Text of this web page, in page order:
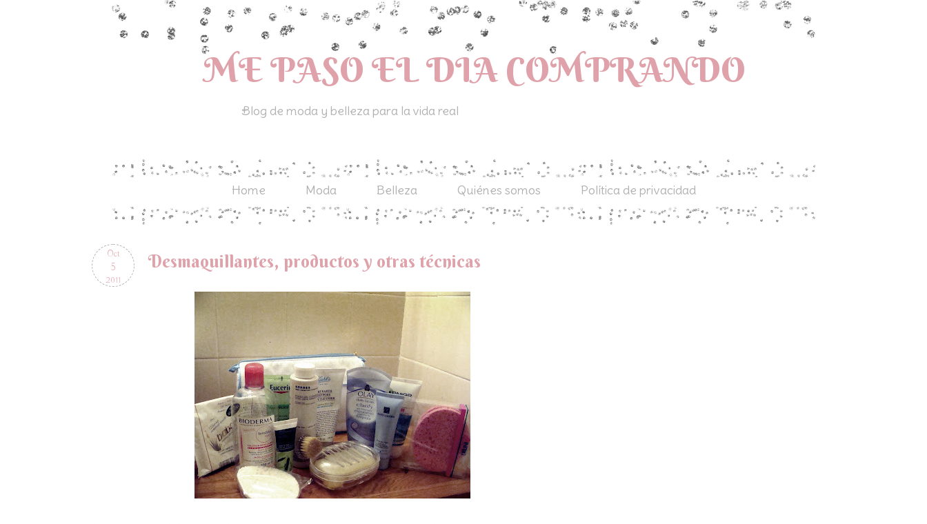
ME PASO EL DIA COMPRANDO
Blog de moda y belleza para la vida real
Home Moda Belleza Quiénes somos Política de privacidad
Oct
5
2011
Desmaquillantes, productos y otras técnicas